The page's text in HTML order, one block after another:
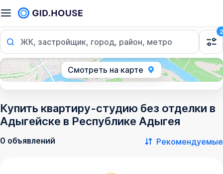
ЖК, застройщик, город, район, метро
2
Смотреть на карте
Купить квартиру-студию без отделки в
Адыгейске в Республике Адыгея
0 объявлений Рекомендуемые